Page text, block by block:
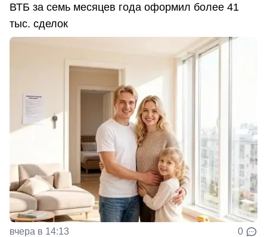
ВТБ за семь месяцев года оформил более 41
тыс. сделок
вчера в 14:13 0